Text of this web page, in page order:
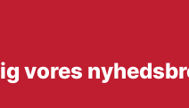
vores